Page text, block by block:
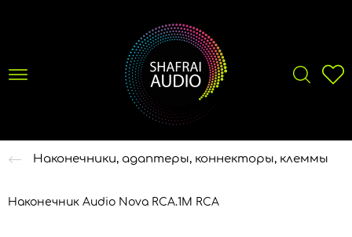
Наконечники, адаптеры, коннекторы, клеммы
Наконечник Audio Nova RCA.1M RCA